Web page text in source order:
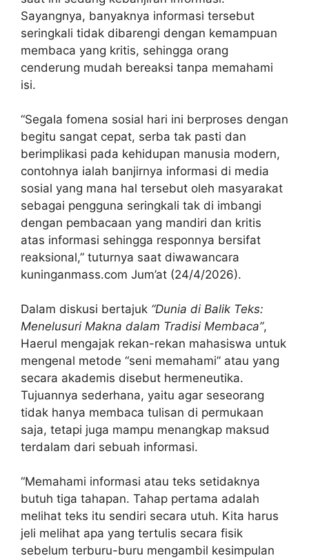
Sayangnya, banyaknya informasi tersebut
seringkali tidak dibarengi dengan kemampuan
membaca yang kritis, sehingga orang
cenderung mudah bereaksi tanpa memahami
isi.
“Segala fomena sosial hari ini berproses dengan
begitu sangat cepat, serba tak pasti dan
berimplikasi pada kehidupan manusia modern,
contohnya ialah banjirnya informasi di media
sosial yang mana hal tersebut oleh masyarakat
sebagai pengguna seringkali tak di imbangi
dengan pembacaan yang mandiri dan kritis
atas informasi sehingga responnya bersifat
reaksional,” tuturnya saat diwawancara
kuninganmass.com Jum’at (24/4/2026).
Dalam diskusi bertajuk “Dunia di Balik Teks:
Menelusuri Makna dalam Tradisi Membaca”,
Haerul mengajak rekan-rekan mahasiswa untuk
mengenal metode “seni memahami” atau yang
secara akademis disebut hermeneutika.
Tujuannya sederhana, yaitu agar seseorang
tidak hanya membaca tulisan di permukaan
saja, tetapi juga mampu menangkap maksud
terdalam dari sebuah informasi.
“Memahami informasi atau teks setidaknya
butuh tiga tahapan. Tahap pertama adalah
melihat teks itu sendiri secara utuh. Kita harus
jeli melihat apa yang tertulis secara fisik
sebelum terburu-buru mengambil kesimpulan